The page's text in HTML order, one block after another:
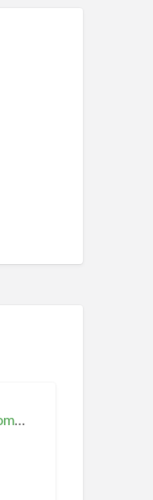
Sharing accommodation available | iiQ8 Room for rent in Hawally